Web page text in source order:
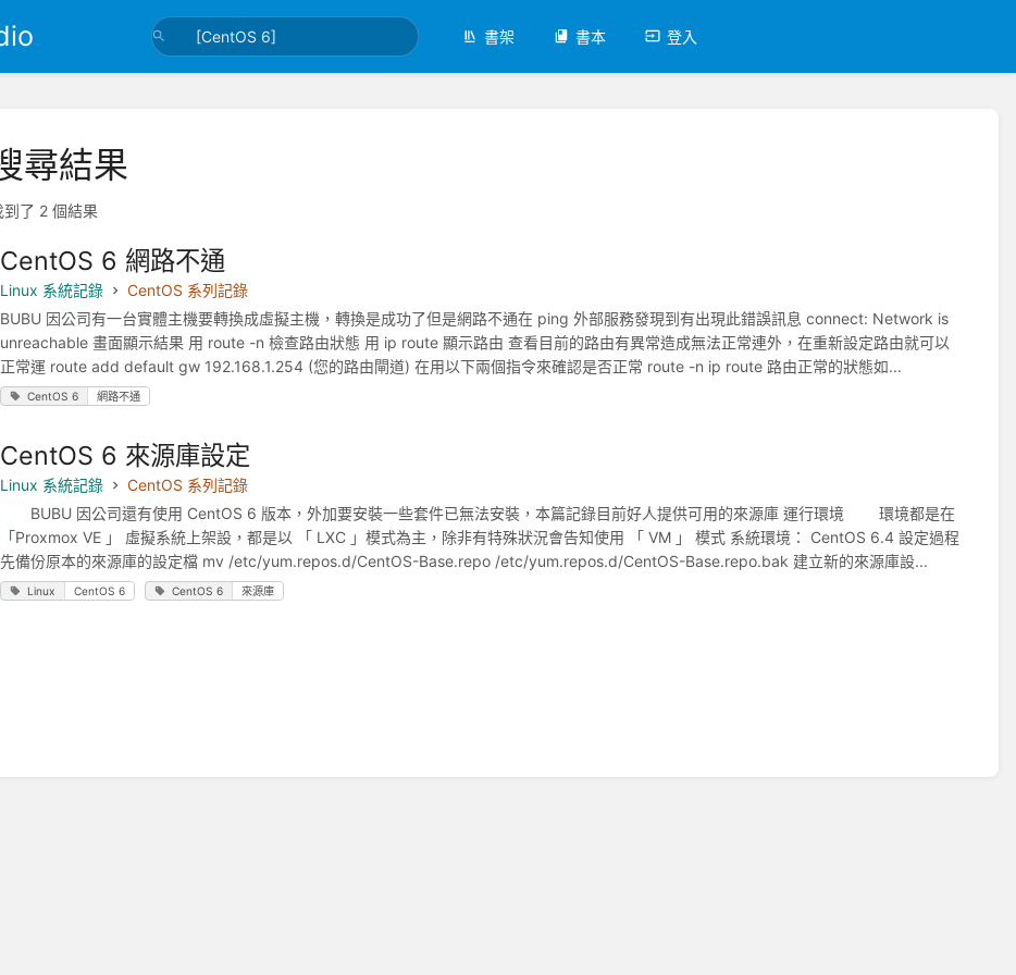
書架 書本 登入
尋結果
到了 2 個結果
CentOS 6 網路不通
Linux 系統記錄
CentOS 系列記錄
BUBU 因公司有一台實體主機要轉換成虛擬主機，轉換是成功了但是網路不通在 ping 外部服務發現到有出現此錯誤訊息 connect: Network is
unreachable 畫面顯示結果 用 route -n 檢查路由狀態 用 ip route 顯示路由 查看目前的路由有異常造成無法正常連外，在重新設定路由就可以
正常運 route add default gw 192.168.1.254 (您的路由閘道) 在用以下兩個指令來確認是否正常 route -n ip route 路由正常的狀態如...
CentOS 6 網路不通
CentOS 6 來源庫設定
Linux 系統記錄
CentOS 系列記錄
BUBU 因公司還有使用 CentOS 6 版本，外加要安裝一些套件已無法安裝，本篇記錄目前好人提供可用的來源庫 運行環境 環境都是在
「Proxmox VE 」 虛擬系統上架設，都是以 「 LXC 」模式為主，除非有特殊狀況會告知使用 「 VM 」 模式 系統環境： CentOS 6.4 設定過程
先備份原本的來源庫的設定檔 mv /etc/yum.repos.d/CentOS-Base.repo /etc/yum.repos.d/CentOS-Base.repo.bak 建立新的來源庫設...
Linux CentOS 6 CentOS 6 來源庫